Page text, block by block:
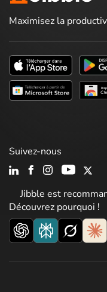
Maximisez la
Jibble est
Découvrez pourquoi !
Suivez-nous